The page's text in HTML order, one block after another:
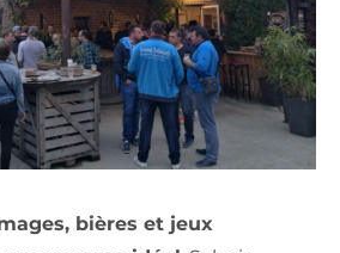
bières et jeux